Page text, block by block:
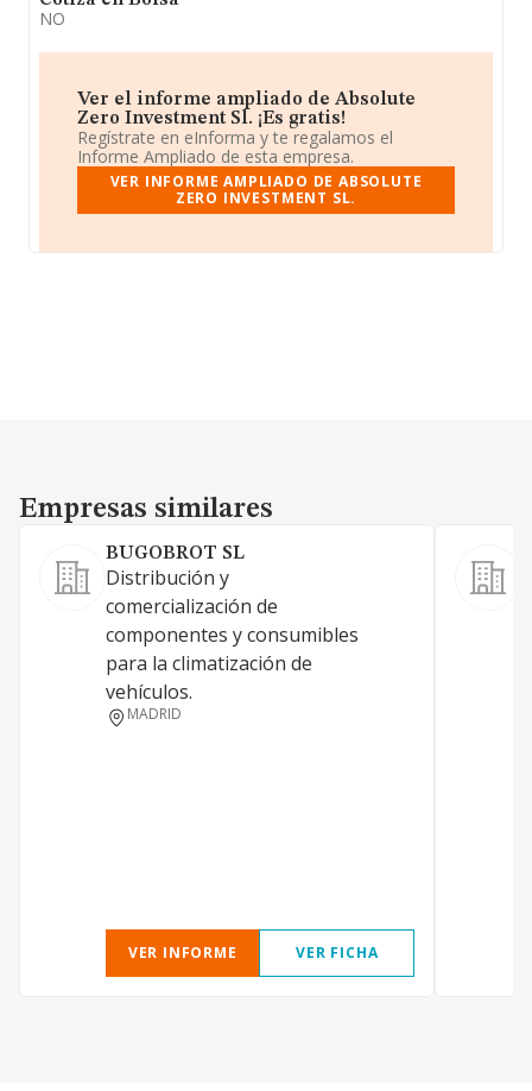
NO
Ver el informe ampliado de Absolute
Zero Investment Sl. ¡Es gratis!
Regístrate en eInforma y te regalamos el
Informe Ampliado de esta empresa.
VER INFORME AMPLIADO DE ABSOLUTE
ZERO INVESTMENT SL.
Empresas similares
Empresas similares
BUGOBROT SL
Distribución y
comercialización de
componentes y consumibles
para la climatización de
vehículos.
MADRID
VER INFORME VER FICHA